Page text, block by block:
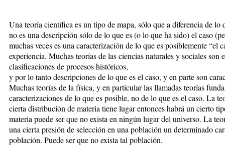
Una teoría científica es un tipo de mapa, sólo que a diferencia de lo
no es una descripción sólo de lo que es (o lo que ha sido) el caso
muchas veces es una caracterización de lo que es posiblemente “el
experiencia. Muchas teorías de las ciencias naturales y sociales son
clasificaciones de procesos históricos,
y por lo tanto descripciones de lo que es el caso, y en parte son
Muchas teorías de la física, y en particular las llamadas teorías
caracterizaciones de lo que es posible, no de lo que es el caso. La
cierta distribución de materia tiene lugar entonces habrá un cierto
materia puede ser que no exista en ningún lugar del universo. La
una cierta presión de selección en una población un determinado
población. Puede ser que no exista tal población.